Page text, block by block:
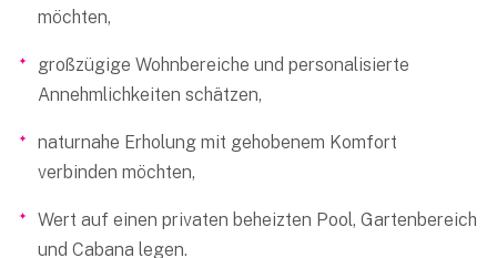
möchten,
großzügige Wohnbereiche und personalisierte
Annehmlichkeiten schätzen,
naturnahe Erholung mit gehobenem Komfort
verbinden möchten,
Wert auf einen privaten beheizten Pool, Gartenbereich
und Cabana legen.